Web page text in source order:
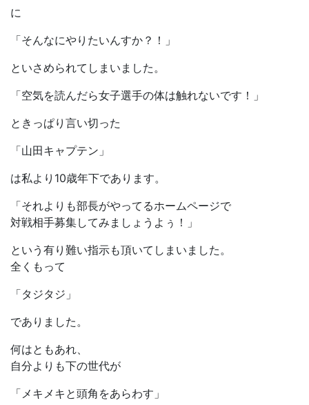
に
「そんなにやりたいんすか？！」
といさめられてしまいました。
「空気を読んだら女子選手の体は触れないです！」
ときっぱり言い切った
「山田キャプテン」
は私より10歳年下であります。
「それよりも部長がやってるホームページで
対戦相手募集してみましょうよぅ！」
という有り難い指示も頂いてしまいました。
全くもって
「タジタジ」
でありました。
何はともあれ、
自分よりも下の世代が
「メキメキと頭角をあらわす」